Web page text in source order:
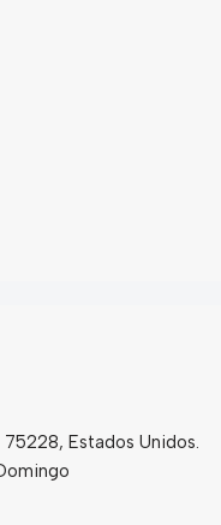
Estados Unidos.